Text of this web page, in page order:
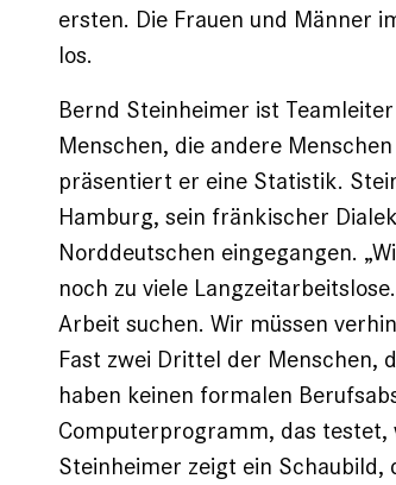
ersten. Die Frauen und Männer
los.
Bernd Steinheimer ist
Menschen, die andere
präsentiert er eine ­Statistik.
Hamburg, sein fränkischer
Norddeutschen eingegangen.
noch zu viele
Arbeit suchen. Wir müssen
Fast zwei Drittel der Menschen,
haben keinen formalen
Computerprogramm, das
Steinheimer zeigt ein